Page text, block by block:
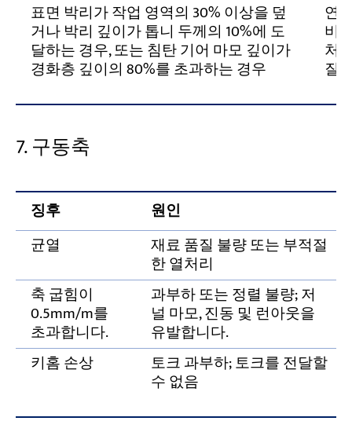
표면 박리가 작업 영역의 30% 이상을 덮
거나 박리 깊이가 톱니 두께의 10%에 도
달하는 경우, 또는 침탄 기어 마모 깊이가
경화층 깊이의 80%를 초과하는 경우
연
비
처
질
7. 구동축
징후
원인
균열
재료 품질 불량 또는 부적절
한 열처리
축 굽힘이
0.5mm/m를
초과합니다.
과부하 또는 정렬 불량; 저
널 마모, 진동 및 런아웃을
유발합니다.
키홈 손상
토크 과부하; 토크를 전달할
수 없음